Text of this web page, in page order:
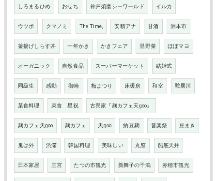
しろまるひめ おせち 神戸須磨シーワールド イルカ
ウツボ クマノミ The Time, 安積アナ 甘酒 洲本市
釜揚げしらす丼 一年かき かきフェア 温野菜 ほぼマヨ
オーガニック 自然食品 スーパーマーケット 結婚式
同級生 感動 御崎 梅まつり 床暖房 和室 鞍居川
菜食料理 菜食 星祝 古民家『麹カフェ天goo』
麹カフェ天goo 麹カフェ 天goo 納豆麹 音楽祭 豆まき
鬼は外 渋滞 韓国料理 美味しい 丸窓 船底天井
日本家屋 三宮 たつの市観光 新舞子の干潟 赤穂市観光